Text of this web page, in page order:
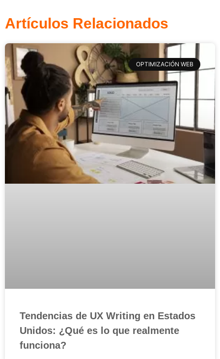
Artículos Relacionados
OPTIMIZACIÓN WEB
Tendencias de UX Writing en Estados
Unidos: ¿Qué es lo que realmente
funciona?